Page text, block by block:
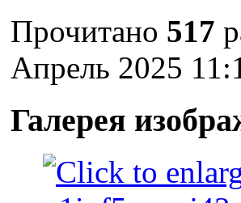
Прочитано 517
Апрель 2025
Галерея